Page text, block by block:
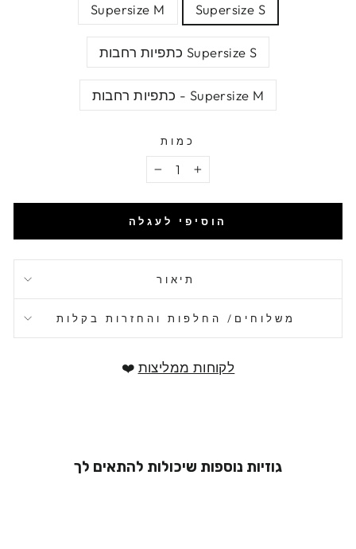
Supersize S
Supersize M
Supersize S כתפיות רחבות
Supersize M - כתפיות רחבות
כמות
− +
הוסיפי לעגלה
תיאור
משלוחים/ החלפות והחזרות בקלות
לקוחות ממליצות ❤️
גוזיות נוספות שיכולות להתאים לך